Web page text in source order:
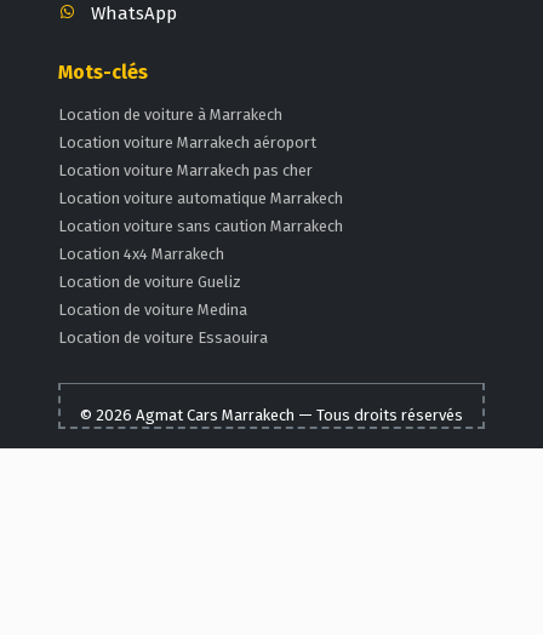
WhatsApp
Mots-clés
Location de voiture à Marrakech
Location voiture Marrakech aéroport
Location voiture Marrakech pas cher
Location voiture automatique Marrakech
Location voiture sans caution Marrakech
Location 4x4 Marrakech
Location de voiture Gueliz
Location de voiture Medina
Location de voiture Essaouira
© 2026 Agmat Cars Marrakech — Tous droits réservés